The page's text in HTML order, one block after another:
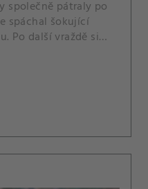
společně pátraly po
spáchal šokující
Po další vraždě si
bude další?“.